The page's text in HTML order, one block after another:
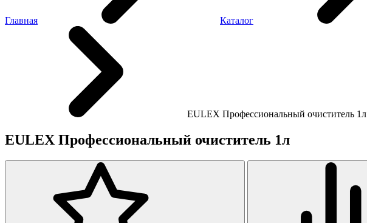
Главная Каталог
EULEX Профессиональный очиститель 1л
EULEX Профессиональный очиститель 1л